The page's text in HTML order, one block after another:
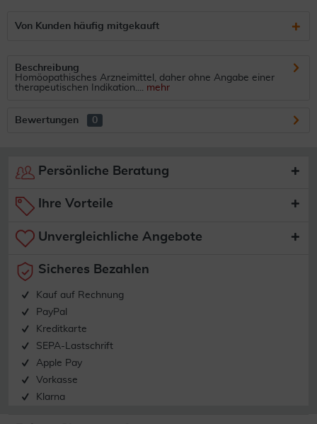
Von Kunden häufig mitgekauft
Beschreibung
Homöopathisches Arzneimittel, daher ohne Angabe einer
therapeutischen Indikation.... mehr
Bewertungen 0
Persönliche Beratung
Ihre Vorteile
Unvergleichliche Angebote
Sicheres Bezahlen
Kauf auf Rechnung
PayPal
Kreditkarte
SEPA-Lastschrift
Apple Pay
Vorkasse
Klarna